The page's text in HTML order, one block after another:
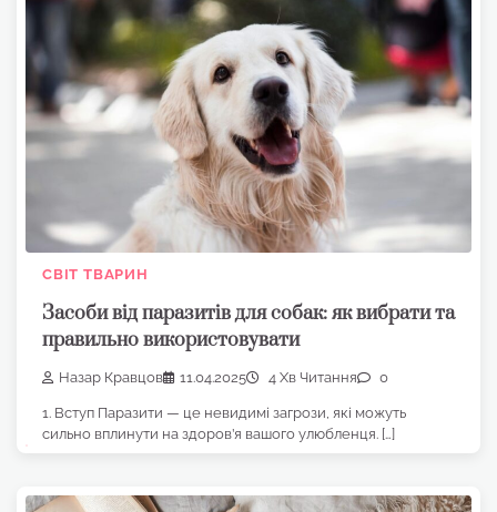
СВІТ ТВАРИН
Засоби від паразитів для собак: як вибрати та
правильно використовувати
Назар Кравцов 11.04.2025 4 Хв Читання 0
1. Вступ Паразити — це невидимі загрози, які можуть
сильно вплинути на здоров’я вашого улюбленця. […]